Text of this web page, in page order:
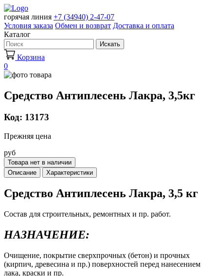
горячая линия +7 (34940) 2-47-07
Условия заказа Обмен и возврат Доставка и оплата
Каталог
Искать
Корзина
0
Средство Антиплесень Лакра, 3,5кг
Код: 13173
Прежняя цена
руб
Товара нет в наличии
Описание
Характеристики
Средство Антиплесень Лакра, 3,5 кг
Состав для строительных, ремонтных и пр. работ.
НАЗНАЧЕНИЕ:
Очищение, покрытие сверхпрочных (бетон) и прочных
(кирпич, древесина и пр.) поверхностей перед нанесением
лака, краски и пр.